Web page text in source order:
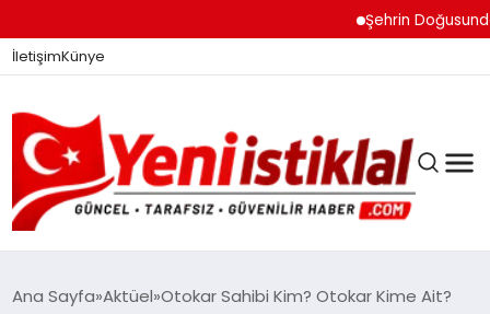
Şehrin
İletişimKünye
Ana Sayfa Aktüel Otokar Sahibi Kim? Otokar Kime Ait?